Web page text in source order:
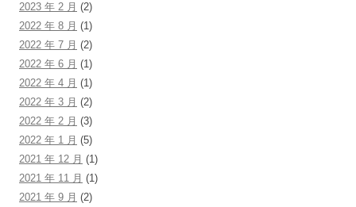
2023 年 2 月 (2)
2022 年 8 月 (1)
2022 年 7 月 (2)
2022 年 6 月 (1)
2022 年 4 月 (1)
2022 年 3 月 (2)
2022 年 2 月 (3)
2022 年 1 月 (5)
2021 年 12 月 (1)
2021 年 11 月 (1)
2021 年 9 月 (2)